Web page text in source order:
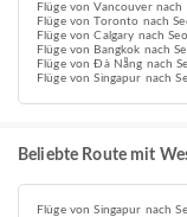
Flüge von Vancouver nach
Flüge von Toronto nach
Flüge von Calgary nach
Flüge von Bangkok nach
Flüge von Đà Nẵng nach
Flüge von Singapur nach
Beliebte Route mit
Flüge von Singapur nach